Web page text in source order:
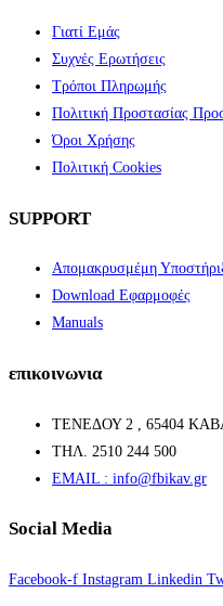
Γιατί Εμάς
Συχνές Ερωτήσεις
Τρόποι Πληρωμής
Πολιτική Προστασίας
Όροι Χρήσης
Πολιτική Cookies
SUPPORT
Απομακρυσμέμη
Download Εφαρμοφές
Manuals
επικοινωνια
ΤΕΝΕΔΟΥ 2 , 65404
ΤΗΛ. 2510 244 500
EMAIL : info@fbikav.gr
Social Media
Facebook-f Instagram Linkedin